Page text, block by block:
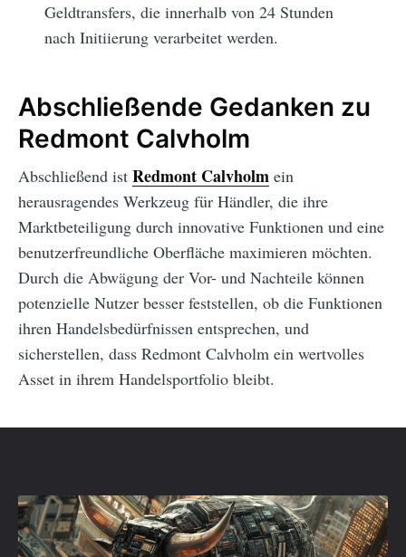
Geldtransfers, die innerhalb von 24 Stunden
nach Initiierung verarbeitet werden.
Abschließende Gedanken zu
Redmont Calvholm
Abschließend ist Redmont Calvholm ein
herausragendes Werkzeug für Händler, die ihre
Marktbeteiligung durch innovative Funktionen und eine
benutzerfreundliche Oberfläche maximieren möchten.
Durch die Abwägung der Vor- und Nachteile können
potenzielle Nutzer besser feststellen, ob die Funktionen
ihren Handelsbedürfnissen entsprechen, und
sicherstellen, dass Redmont Calvholm ein wertvolles
Asset in ihrem Handelsportfolio bleibt.